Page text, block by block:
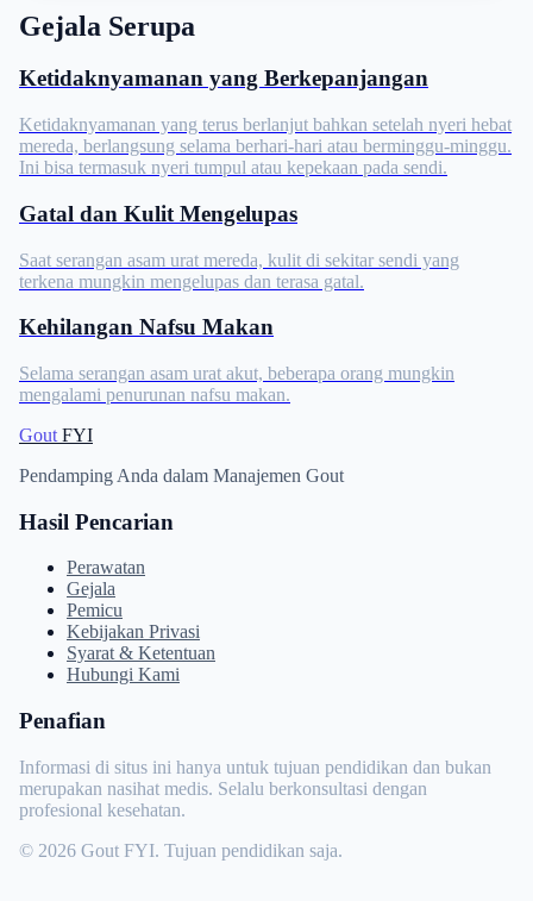
Gejala Serupa
Ketidaknyamanan yang Berkepanjangan
Ketidaknyamanan yang terus berlanjut bahkan setelah nyeri hebat
mereda, berlangsung selama berhari-hari atau berminggu-minggu.
Ini bisa termasuk nyeri tumpul atau kepekaan pada sendi.
Gatal dan Kulit Mengelupas
Saat serangan asam urat mereda, kulit di sekitar sendi yang
terkena mungkin mengelupas dan terasa gatal.
Kehilangan Nafsu Makan
Selama serangan asam urat akut, beberapa orang mungkin
mengalami penurunan nafsu makan.
Gout FYI
Pendamping Anda dalam Manajemen Gout
Hasil Pencarian
Perawatan
Gejala
Pemicu
Kebijakan Privasi
Syarat & Ketentuan
Hubungi Kami
Penafian
Informasi di situs ini hanya untuk tujuan pendidikan dan bukan
merupakan nasihat medis. Selalu berkonsultasi dengan
profesional kesehatan.
© 2026 Gout FYI. Tujuan pendidikan saja.